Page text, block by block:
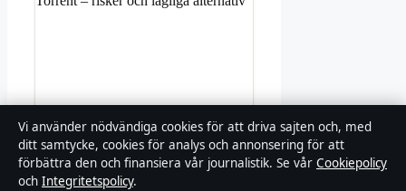
BLOGG
Red Dead Redemption 2 PC
Torrent – risker och lagliga
Vi använder nödvändiga cookies för att driva sajten och, med
ditt samtycke, cookies för analys och annonsering för att
förbättra den och finansiera vår journalistik. Se vår Cookiepolicy
och Integritetspolicy.